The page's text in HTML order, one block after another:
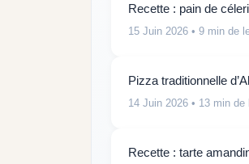
Recette : pain de
15 Juin 2026 • 9 min de
Pizza traditionnelle
14 Juin 2026 • 13 min de
Recette : tarte